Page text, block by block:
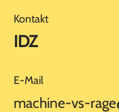
Kontakt
IDZ
E-Mail
machine-vs-